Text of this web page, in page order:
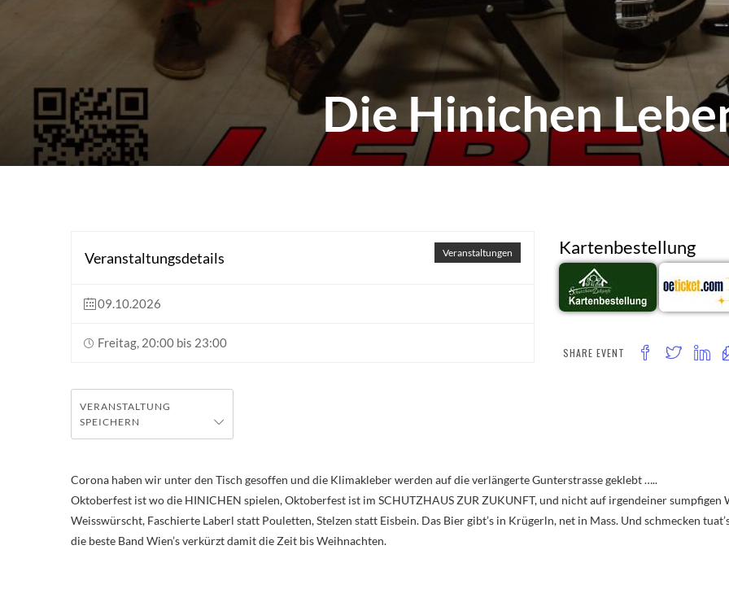
Die Hinichen
Veranstaltungen
Veranstaltungsdetails
09.10.2026
Freitag, 20:00 bis 23:00
Kartenbestellung
SHARE EVENT
VERANSTALTUNG
SPEICHERN
Corona haben wir unter den Tisch gesoffen und die Klimakleber werden auf die verlängerte Gunterstrasse geklebt …..
Oktoberfest ist wo die HINICHEN spielen, Oktoberfest ist im SCHUTZHAUS ZUR ZUKUNFT, und nicht auf irgendeiner sumpfigen
Weisswürscht, Faschierte Laberl statt Pouletten, Stelzen statt Eisbein. Das Bier gibt’s in Krügerln, net in Mass. Und schmecken
die beste Band Wien’s verkürzt damit die Zeit bis Weihnachten.